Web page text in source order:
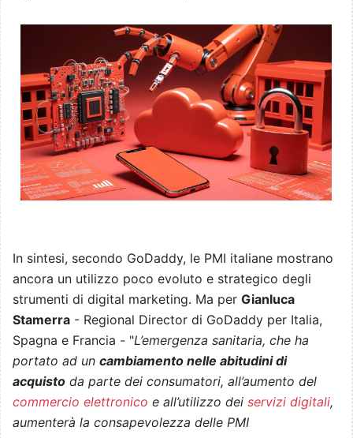
In sintesi, secondo GoDaddy, le PMI italiane mostrano
ancora un utilizzo poco evoluto e strategico degli
strumenti di digital marketing. Ma per Gianluca
Stamerra - Regional Director di GoDaddy per Italia,
Spagna e Francia - "L’emergenza sanitaria, che ha
portato ad un cambiamento nelle abitudini di
acquisto da parte dei consumatori, all’aumento del
commercio elettronico e all’utilizzo dei servizi digitali,
aumenterà la consapevolezza delle PMI